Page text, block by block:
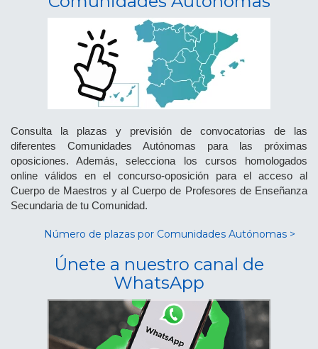
Consulta la plazas y previsión de convocatorias de las
diferentes Comunidades Autónomas para las próximas
oposiciones. Además, selecciona los cursos homologados
online válidos en el concurso-oposición para el acceso al
Cuerpo de Maestros y al Cuerpo de Profesores de Enseñanza
Secundaria de tu Comunidad.
Número de plazas por Comunidades Autónomas >
Únete a nuestro canal de
WhatsApp